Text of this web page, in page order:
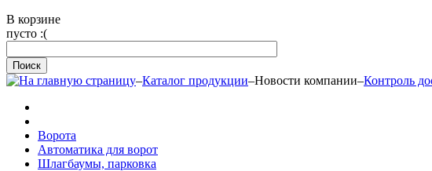
В корзине
пусто :(
–Каталог продукции–Новости компании–Контроль
Ворота
Автоматика для ворот
Шлагбаумы, парковка